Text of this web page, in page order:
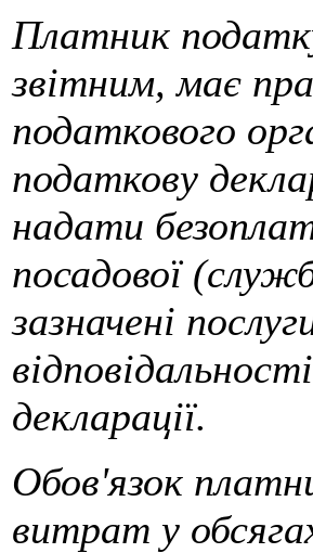
Платник
звітним, має
податкового
податкову
надати
посадової
зазначені
декларації.
Обов'язок
витрат у